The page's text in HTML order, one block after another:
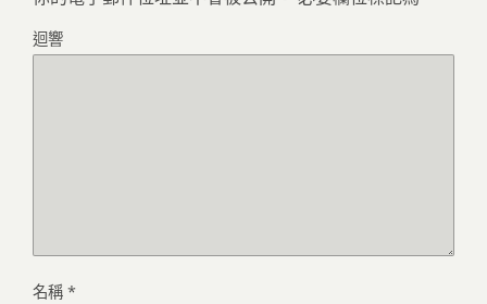
迴響
名稱 *